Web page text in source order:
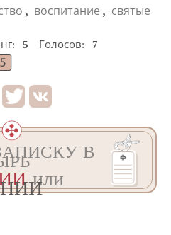
, воспитание , святые
5 Голосов:
7
В
или